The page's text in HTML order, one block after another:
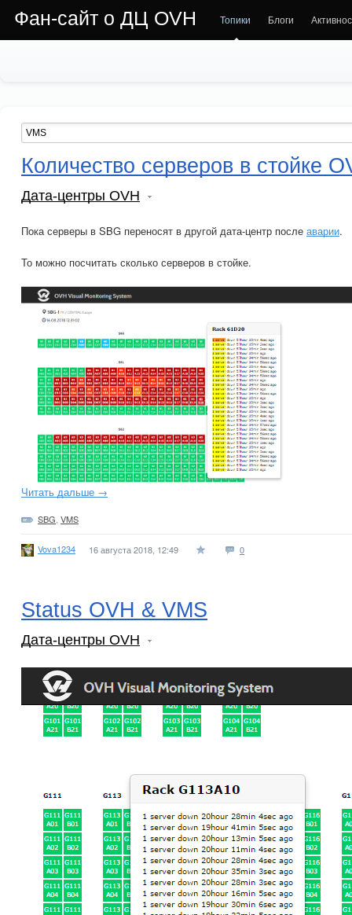
Фан-сайт о ДЦ OVH Топики Блоги
Количество серверов в стойке
Дата-центры OVH
Пока серверы в SBG переносят в другой дата-центр после аварии.
То можно посчитать сколько серверов в стойке.
Читать дальше →
SBG VMS
Vova1234 16 августа 2018, 12:49 0
Status OVH & VMS
Дата-центры OVH